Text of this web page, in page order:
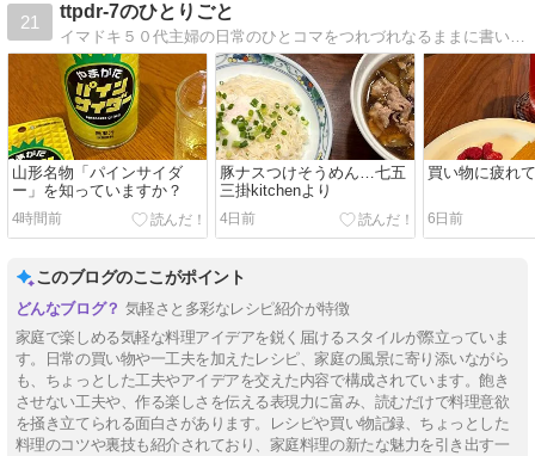
21
ttpdr-7のひとりごと
イマドキ５０代主婦の日常のひとコマをつれづれなるままに書いてみるブログです。
山形名物「パインサイダ
ー」を知っていますか？
4時間前
豚ナスつけそうめん…七五
三掛kitchenより
4日前
買い物に疲れ
6日前
このブログのここがポイント
気軽さと多彩なレシピ紹介が特徴
家庭で楽しめる気軽な料理アイデアを鋭く届けるスタイルが際立っていま
す。日常の買い物や一工夫を加えたレシピ、家庭の風景に寄り添いながら
も、ちょっとした工夫やアイデアを交えた内容で構成されています。飽き
させない工夫や、作る楽しさを伝える表現力に富み、読むだけで料理意欲
を掻き立てられる面白さがあります。レシピや買い物記録、ちょっとした
料理のコツや裏技も紹介されており、家庭料理の新たな魅力を引き出す一